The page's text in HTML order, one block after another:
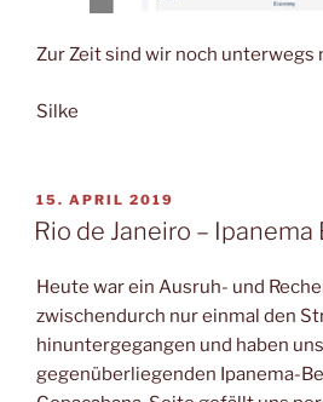
Zur Zeit sind wir noch unterwegs
Silke
VERÖFFENTLICHT
AM
15. APRIL 2019
Rio de Janeiro – Ipanema
Heute war ein Ausruh- und
zwischendurch nur einmal den
hinuntergegangen und haben
gegenüberliegenden Ipanema-